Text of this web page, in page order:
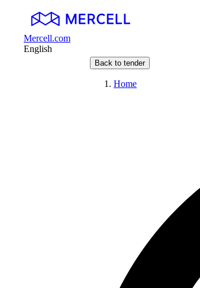
Mercell.com
English
Back to tender
Home